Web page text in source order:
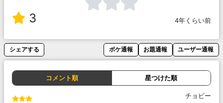
3 4年くらい前
シェアする ボケ通報 お題通報 ユーザー通報
コメント順 星つけた順
チョビー